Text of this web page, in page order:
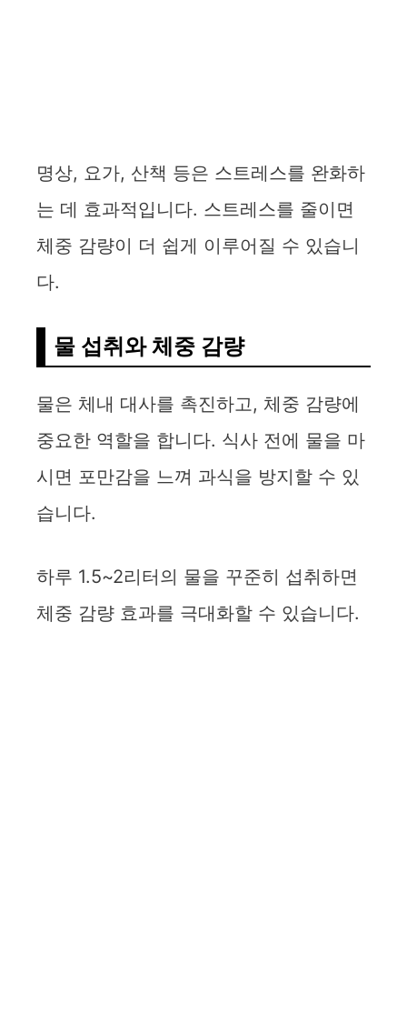
명상, 요가, 산책 등은 스트레스를 완화하
는 데 효과적입니다. 스트레스를 줄이면
체중 감량이 더 쉽게 이루어질 수 있습니
다.
물 섭취와 체중 감량
물은 체내 대사를 촉진하고, 체중 감량에
중요한 역할을 합니다. 식사 전에 물을 마
시면 포만감을 느껴 과식을 방지할 수 있
습니다.
하루 1.5~2리터의 물을 꾸준히 섭취하면
체중 감량 효과를 극대화할 수 있습니다.